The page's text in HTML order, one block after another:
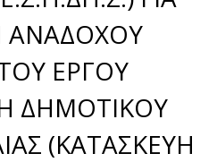
ΑΝΑΔΟΧΟΥ
ΕΡΓΟΥ
ΔΗΜΟΤΙΚΟΥ
(ΚΑΤΑΣΚΕΥΗ